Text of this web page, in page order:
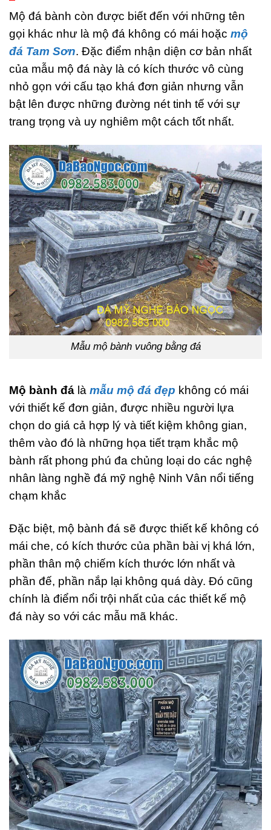
Mộ đá bành còn được biết đến với những tên
gọi khác như là mộ đá không có mái hoặc mộ
đá Tam Sơn. Đặc điểm nhận diện cơ bản nhất
của mẫu mộ đá này là có kích thước vô cùng
nhỏ gọn với cấu tạo khá đơn giản nhưng vẫn
bật lên được những đường nét tinh tế với sự
trang trọng và uy nghiêm một cách tốt nhất.
Mẫu mộ bành vuông bằng đá
Mộ bành đá là mẫu mộ đá đẹp không có mái
với thiết kế đơn giản, được nhiều người lựa
chọn do giá cả hợp lý và tiết kiệm không gian,
thêm vào đó là những họa tiết trạm khắc mộ
bành rất phong phú đa chủng loại do các nghệ
nhân làng nghề đá mỹ nghệ Ninh Vân nổi tiếng
chạm khắc
Đặc biệt, mộ bành đá sẽ được thiết kế không có
mái che, có kích thước của phần bài vị khá lớn,
phần thân mộ chiếm kích thước lớn nhất và
phần đế, phần nắp lại không quá dày. Đó cũng
chính là điểm nổi trội nhất của các thiết kế mộ
đá này so với các mẫu mã khác.